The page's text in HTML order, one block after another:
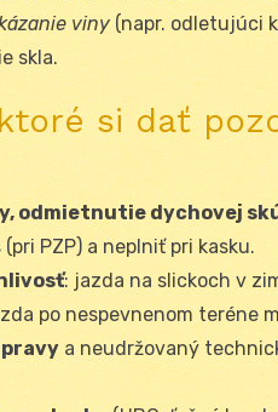
viny (napr. odletujúci
skla.
si dať
odmietnutie dychovej
PZP) a neplniť pri kasku.
: jazda na slickoch v
po nespevnenom teréne
a neudržovaný